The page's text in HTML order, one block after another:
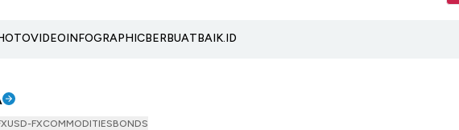
VIDEOINFOGRAPHICBERBUATBAIK.ID
USD-FXCOMMODITIESBONDS